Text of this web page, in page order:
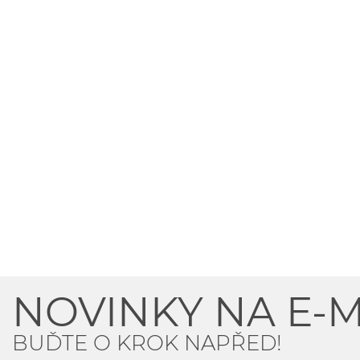
NOVINKY NA E-
BUĎTE O KROK NAPŘED!